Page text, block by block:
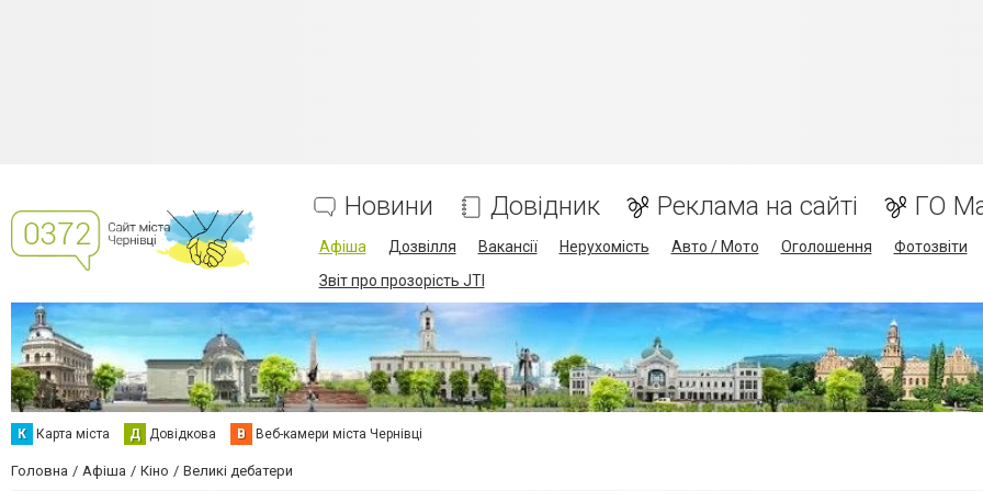
Новини Довідник Реклама на сайті ГО
Афіша Дозвілля Вакансії Нерухомість Авто / Мото Оголошення
Фотозвіти
Звіт про прозорість JTI
К Карта міста Д Довідкова В Веб-камери міста Чернівці
Головна Афіша Кіно Великі дебатери